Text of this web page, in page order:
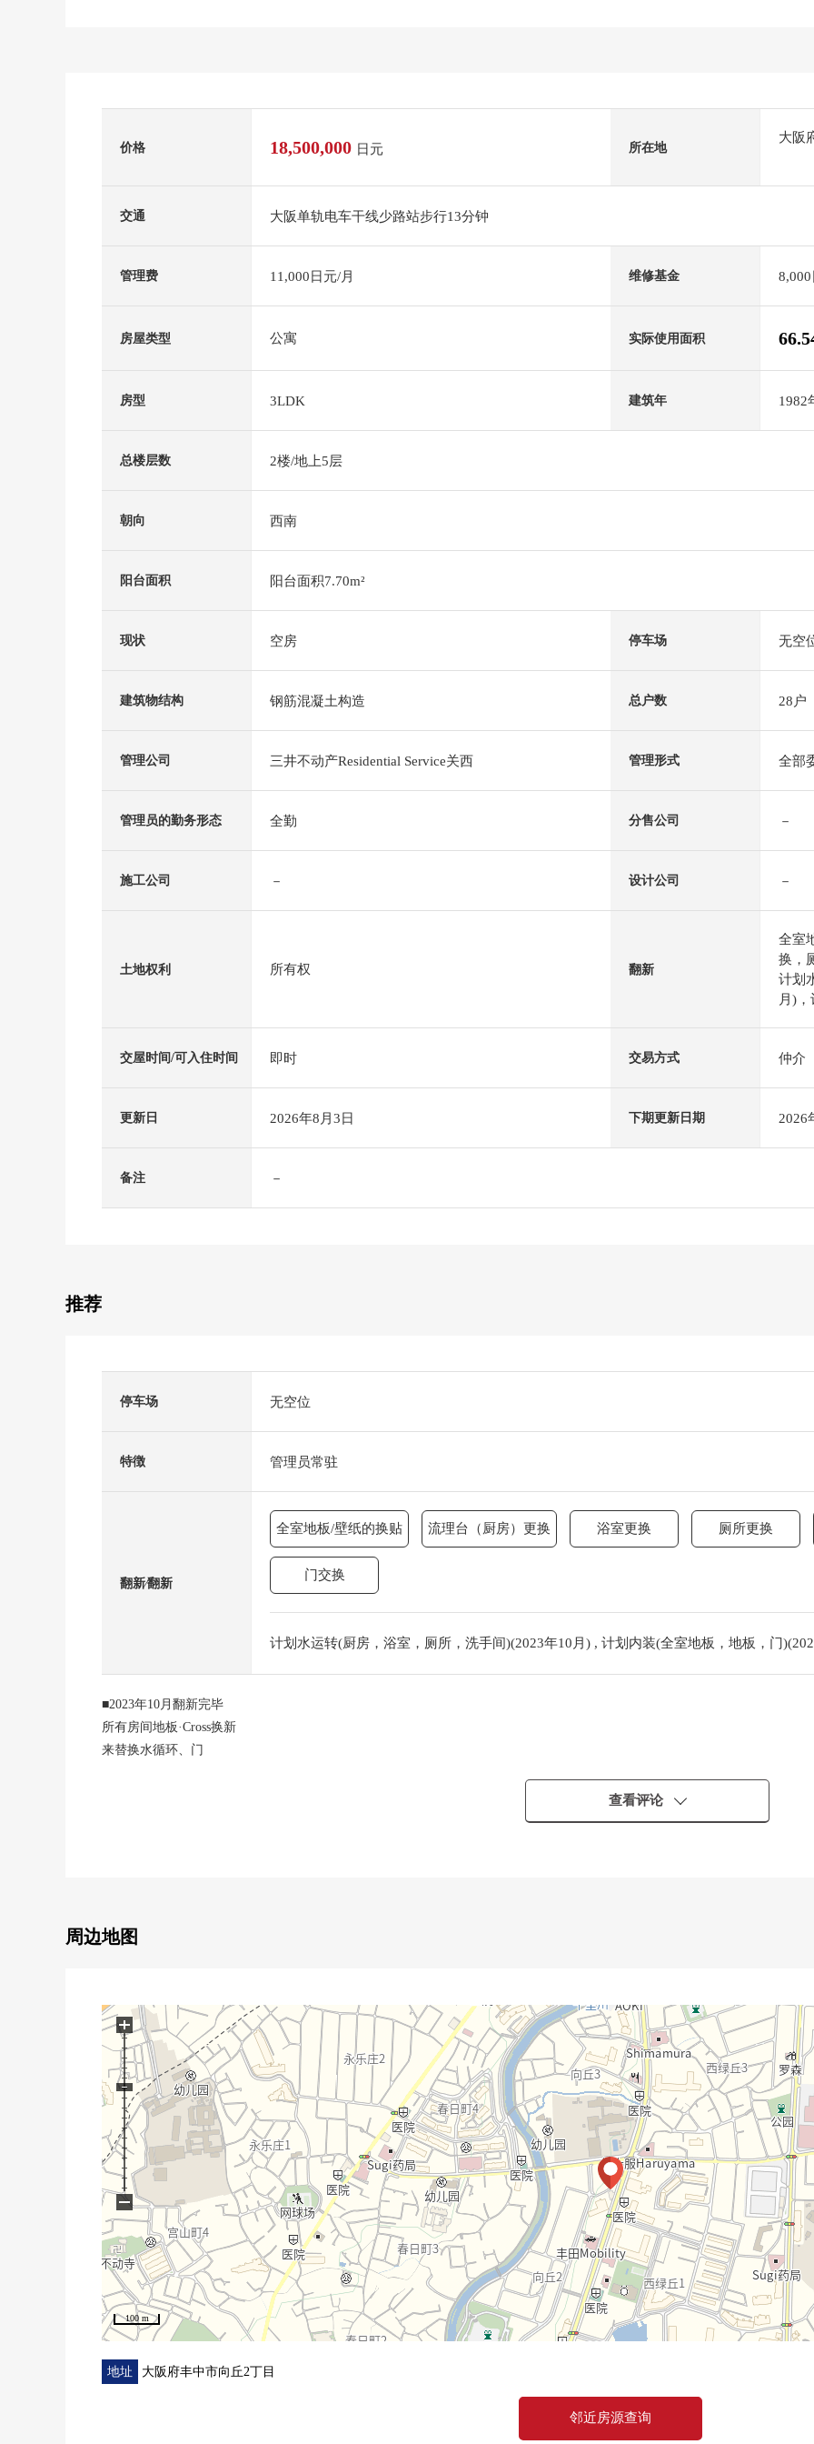
价格 18,500,000 日元 所在地
大阪
交通 大阪单轨电车干线少路站步行13分钟
管理费 11,000日元/月 维修基金
房屋类型 公寓 实际使用面积
房型 3LDK 建筑年 1982
总楼层数 2楼/地上5层
朝向 西南
阳台面积 阳台面积7.70m²
现状 空房 停车场 无空
建筑物结构 钢筋混凝土构造 总户数 28户
管理公司 三井不动产Residential Service关西 管理形式 全部
管理员的勤务形态 全勤 分售公司 －
施工公司 － 设计公司 －
土地权利 所有权 翻新
全室
换，
计划
月)
交屋时间/可入住时间 即时 交易方式 仲介
更新日 2026年8月3日 下期更新日期 2026
备注 －
推荐
停车场 无空位
特徴 管理员常驻
翻新⁄翻新
全室地板/壁纸的换贴 流理台（厨房）更换 浴室更换 厕所更换
门交换
计划水运转(厨房，浴室，厕所，洗手间)(2023年10月) , 计划内装(全室地板，地板，门
■2023年10月翻新完毕
所有房间地板·Cross换新
来替换水循环、门
查看评论
周边地图
100 m
+
−
地址 大阪府丰中市向丘2丁目
邻近房源查询